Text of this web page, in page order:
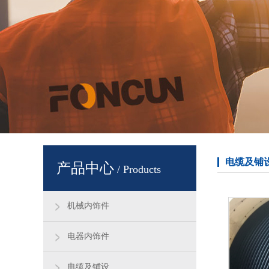
产品中心 / Products
机械内饰件
电器内饰件
电缆及铺设
电缆及铺